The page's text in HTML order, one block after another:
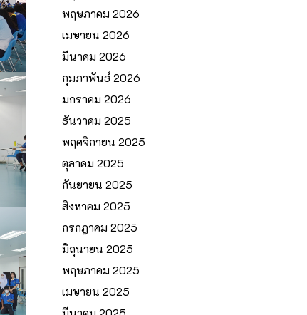
พฤษภาคม 2026
เมษายน 2026
มีนาคม 2026
กุมภาพันธ์ 2026
มกราคม 2026
ธันวาคม 2025
พฤศจิกายน 2025
ตุลาคม 2025
กันยายน 2025
สิงหาคม 2025
กรกฎาคม 2025
มิถุนายน 2025
พฤษภาคม 2025
เมษายน 2025